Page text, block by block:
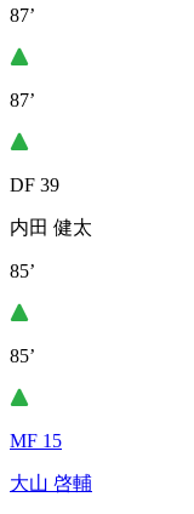
87’
87’
DF 39
内田 健太
85’
85’
MF 15
大山 啓輔